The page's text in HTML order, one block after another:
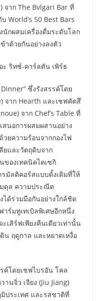
จาก The Bvlgari Bar ที่
World’s 50 Best Bars
นักผสมเครื่องดื่มระดับโลก
าด้วยกันอย่างลงตัว
ะ ริทซ์-คาร์ลตัน เพิร์ธ
ซึ่งรังสรรค์โดย
จาก Hearth และเชฟคัตสึ
จาก Chef’s Table ที่
สนอการผสมผสานอย่าง
วยความร้อนจากกองไฟ
ยและวัตถุดิบจาก
ของเทคนิคไคเซกิ
มัลติคอร์สแบบดั้งเดิมที่ให้
ดุล ความประณีต
ได้ร่วมมือกันอย่างใกล้ชิด
ร์มทูเทเบิลพิเศษอีกหนึ่ง
ะเสิร์ฟเพียงคืนเดียวเท่านั้น
น ฤดูกาล และหยาดเหงื่อ
โดยเชฟไบรอัน โคล
นจิ่ว เจียง (Jiu Jiang)
มิประเทศ และรสชาติที่